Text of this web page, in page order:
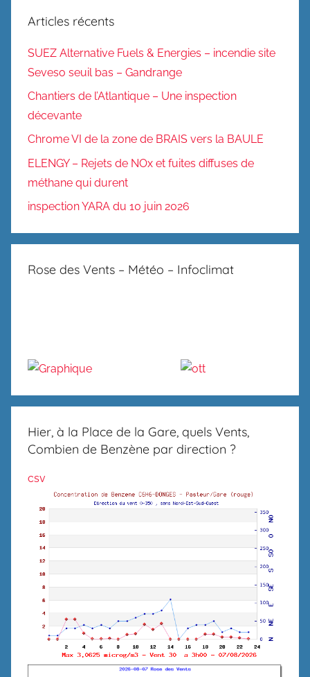
Articles récents
SUEZ Alternative Fuels & Energies – incendie site
Seveso seuil bas – Gandrange
Chantiers de l’Atlantique – Une inspection
décevante
Chrome VI de la zone de BRAIS vers la BAULE
ELENGY – Rejets de NOx et fuites diffuses de
méthane qui durent
inspection YARA du 10 juin 2026
Rose des Vents – Météo – Infoclimat
Hier, à la Place de la Gare, quels Vents,
Combien de Benzène par direction ?
csv